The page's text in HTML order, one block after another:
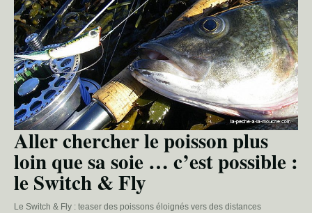
Aller chercher le poisson plus
loin que sa soie … c’est possible :
le Switch & Fly
Le Switch & Fly : teaser des poissons éloignés vers des distances